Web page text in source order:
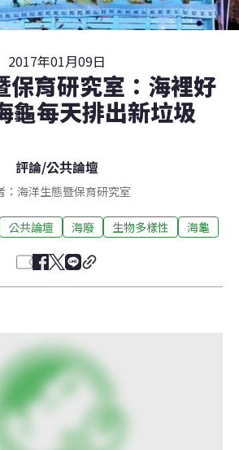
2017年01月09日
保育研究室：海裡好
龜每天排出新垃圾
評論/公共論壇
：海洋生態暨保育研究室
公共論壇 海廢 生物多樣性 海龜